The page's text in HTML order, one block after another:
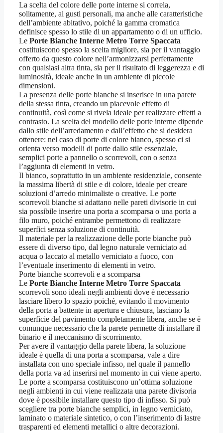
La scelta del colore delle porte interne si correla,
solitamente, ai gusti personali, ma anche alle caratteristiche
dell’ambiente abitativo, poiché la gamma cromatica
definisce spesso lo stile di un appartamento o di un ufficio.
Le Porte Bianche Interne Metro Torre Spaccata
costituiscono spesso la scelta migliore, sia per il vantaggio
offerto da questo colore nell’armonizzarsi perfettamente
con qualsiasi altra tinta, sia per il risultato di leggerezza e di
luminosità, ideale anche in un ambiente di piccole
dimensioni.
La presenza delle porte bianche si inserisce in una parete
della stessa tinta, creando un piacevole effetto di
continuità, così come si rivela ideale per realizzare effetti a
contrasto. La scelta del modello delle porte interne dipende
dallo stile dell’arredamento e dall’effetto che si desidera
ottenere: nel caso di porte di colore bianco, spesso ci si
orienta verso modelli di porte dallo stile essenziale,
semplici porte a pannello o scorrevoli, con o senza
l’aggiunta di elementi in vetro.
Il bianco, soprattutto in un ambiente residenziale, consente
la massima libertà di stile e di colore, ideale per creare
soluzioni d’arredo minimaliste o creative. Le porte
scorrevoli bianche si adattano nelle pareti divisorie in cui
sia possibile inserire una porta a scomparsa o una porta a
filo muro, poiché entrambe permettono di realizzare
superfici senza soluzione di continuità.
Il materiale per la realizzazione delle porte bianche può
essere di diverso tipo, dal legno naturale verniciato ad
acqua o laccato al metallo verniciato a fuoco, con
l’eventuale inserimento di elementi in vetro.
Porte bianche scorrevoli e a scomparsa
Le Porte Bianche Interne Metro Torre Spaccata
scorrevoli sono ideali negli ambienti dove è necessario
lasciare libero lo spazio poiché, evitando il movimento
della porta a battente in apertura e chiusura, lasciano la
superficie del pavimento completamente libera, anche se è
comunque necessario che la parete permette di installare il
binario e il meccanismo di scorrimento.
Per avere il vantaggio della parete libera, la soluzione
ideale è quella di una porta a scomparsa, vale a dire
installata con uno speciale infisso, nel quale il pannello
della porta va ad inserirsi nel momento in cui viene aperto.
Le porte a scomparsa costituiscono un’ottima soluzione
negli ambienti in cui viene realizzata una parete divisoria
dove è possibile installare questo tipo di infisso. Si può
scegliere tra porte bianche semplici, in legno verniciato,
laminato o materiale sintetico, o con l’inserimento di lastre
trasparenti ed elementi metallici o altre decorazioni.